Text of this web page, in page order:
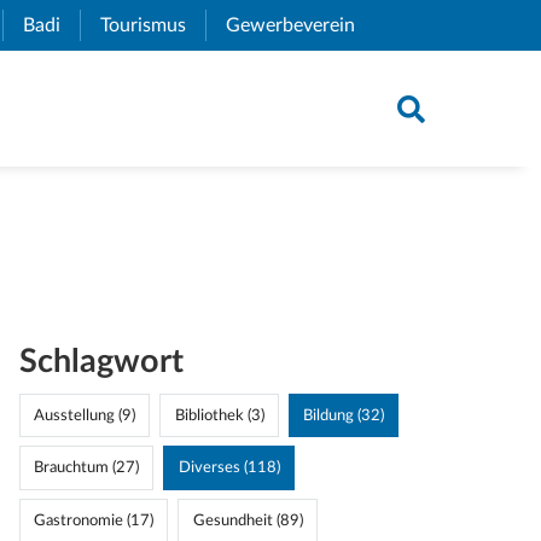
Link)
Badi (External Link)
Tourismus (External Link)
Gewerbeverein
Schlagwort
Ausstellung (9) Bibliothek (3) Bildung (32)
Brauchtum (27) Diverses (118)
Gastronomie (17) Gesundheit (89)